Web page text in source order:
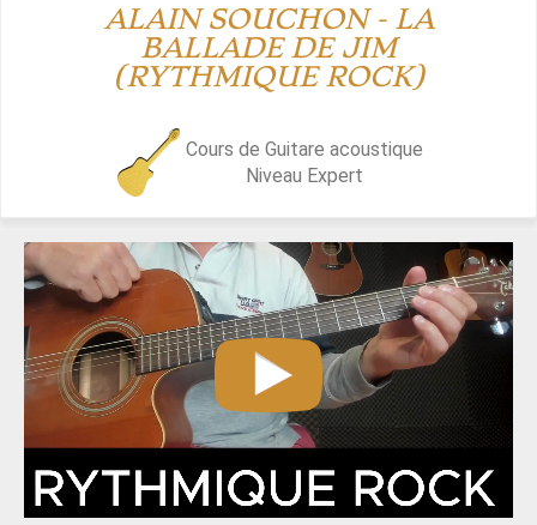
ALAIN SOUCHON - LA
BALLADE DE JIM
(RYTHMIQUE ROCK)
Cours de Guitare acoustique
Niveau Expert